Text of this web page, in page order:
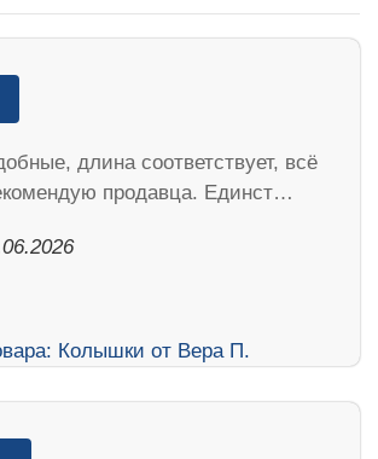
длина соответствует, всё
продавца. Единст…